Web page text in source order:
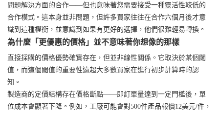
問題解決方面的合作——但也意味著您需要接受一種靈活性較低的
合作模式。這本身並非問題，但許多買家往往在合作六個月後才意
識到這種權衡，並意識到如果有更好的選擇，他們很難輕易轉換。
為什麼「更優惠的價格」並不意味著你想像的那樣
直接採購的價格優勢確實存在，但並非線性關係。它取決於某個閾
值，而這個閾值的重要性遠超大多數買家在進行初步計算時的認
知。
製造商的定價結構存在價格斷點——即訂單量達到一定門檻後，單
位成本會顯著下降。例如，工廠可能會對500件產品報價12美元/件，